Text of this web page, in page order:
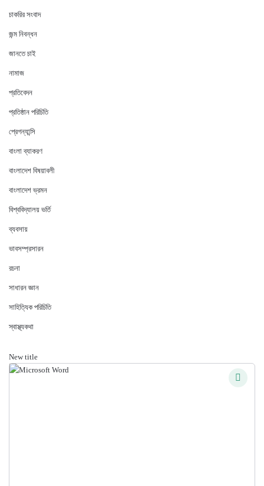
চাকরির সংবাদ
জন্ম নিবন্ধন
জানতে চাই
নামাজ
প্রতিবেদন
প্রতিষ্ঠান পরিচিতি
প্রেগন্যান্সি
বাংলা ব্যাকরণ
বাংলাদেশ বিষয়াবলী
বাংলাদেশ ভ্রমন
বিশ্ববিদ্যালয় ভর্তি
ব্যবসায়
ভাবসম্প্রসারন
রচনা
সাধারন জ্ঞান
সাহিত্যিক পরিচিতি
স্বাস্থ্যকথা
New title